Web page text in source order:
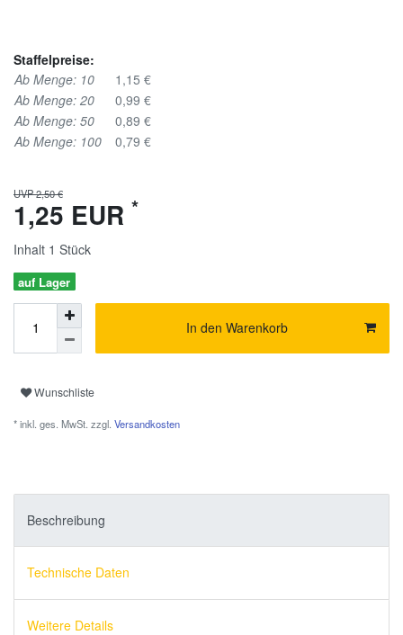
Staffelpreise:
Ab Menge: 10
1,15 €
Ab Menge: 20
0,99 €
Ab Menge: 50
0,89 €
Ab Menge: 100
0,79 €
UVP 2,50 €
1,25 EUR *
Inhalt 1 Stück
auf Lager
In den Warenkorb
Wunschliste
* inkl. ges. MwSt. zzgl. Versandkosten
Beschreibung
Technische Daten
Weitere Details